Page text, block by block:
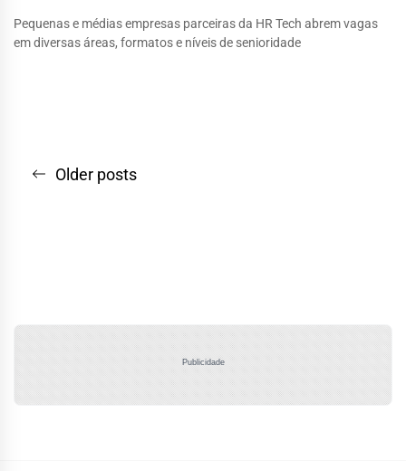
Pequenas e médias empresas parceiras da HR Tech abrem vagas
em diversas áreas, formatos e níveis de senioridade
Navegação
Older posts
Publicidade